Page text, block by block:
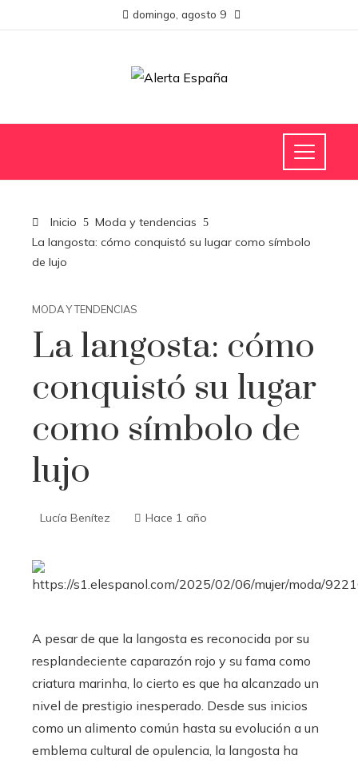
domingo, agosto 9
Inicio
Moda y tendencias
La langosta: cómo conquistó su lugar como símbolo
de lujo
MODA Y TENDENCIAS
La langosta: cómo
conquistó su lugar
como símbolo de
lujo
Lucía Benítez Hace 1 año
A pesar de que la langosta es reconocida por su
resplandeciente caparazón rojo y su fama como
criatura marinha, lo cierto es que ha alcanzado un
nivel de prestigio inesperado. Desde sus inicios
como un alimento común hasta su evolución a un
emblema cultural de opulencia, la langosta ha